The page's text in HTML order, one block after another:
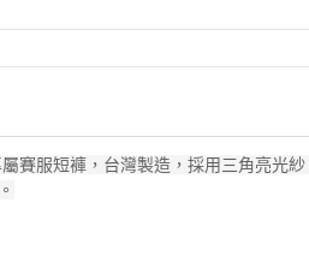
屬賽服短褲，台灣製造，採用三角亮光